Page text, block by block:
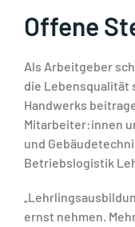
Offene
Als Arbeitgeber
die Lebensqualität
Handwerks
Mitarbeiter:innen
und
Betriebslogistik
ernst nehmen.